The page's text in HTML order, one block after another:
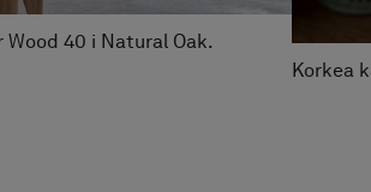
Wood 40 i Natural Oak.
Korkea